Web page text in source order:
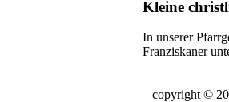
Kleine
In unserer
Franziskaner
copyright ©